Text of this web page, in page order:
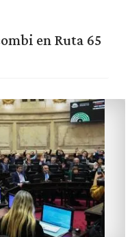
en Ruta 65